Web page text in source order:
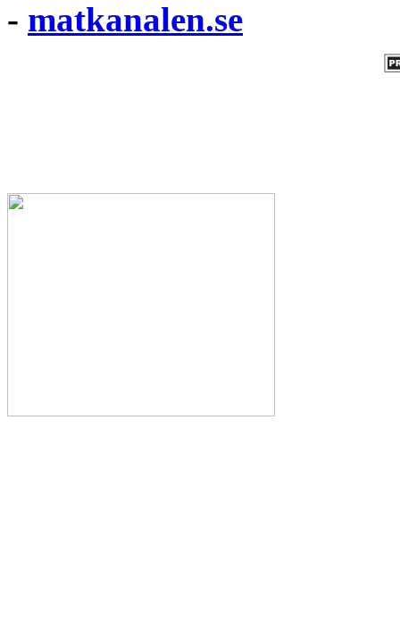
- matkanalen.se